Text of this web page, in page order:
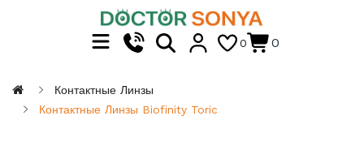
0 0
Контактные Линзы
Контактные Линзы Biofinity Toric